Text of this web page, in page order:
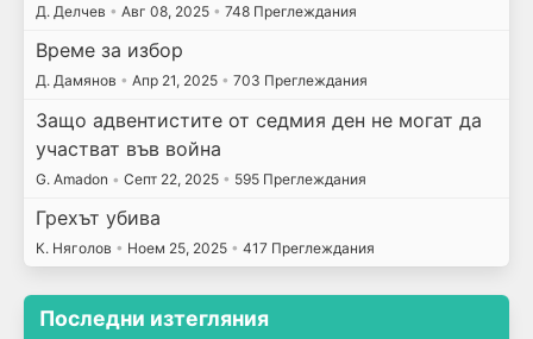
Д. Делчев • Авг 08, 2025 • 748 Преглеждания
Време за избор
Д. Дамянов • Апр 21, 2025 • 703 Преглеждания
Защо адвентистите от седмия ден не могат да
участват във война
G. Amadon • Септ 22, 2025 • 595 Преглеждания
Грехът убива
К. Няголов • Ноем 25, 2025 • 417 Преглеждания
Последни изтегляния